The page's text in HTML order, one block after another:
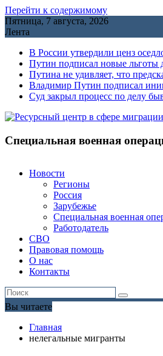
Перейти к содержимому
Пятница, 7 августа, 2026
Лента
В России утвердили ценз
Путин подписал новые льготы
Путина не удивляет, что
Владимир Путин подписал
Cуд закрыл процесс по делу
Специальная военная
Новости
Регионы
Россия
Зарубежье
Специальная военная
Работодатель
СВО
Правовая помощь
О нас
Контакты
Вы читаете
Главная
нелегальные мигранты